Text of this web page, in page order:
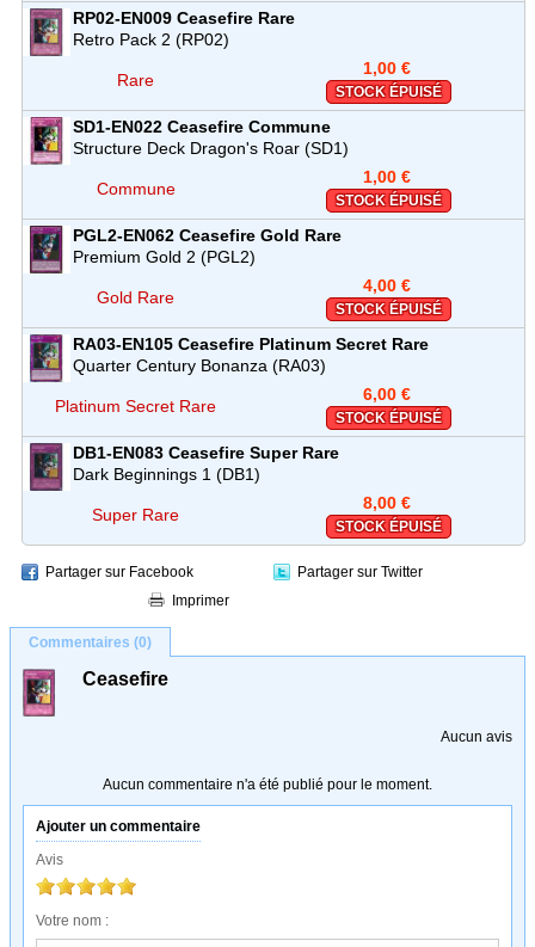
RP02-EN009 Ceasefire Rare
Retro Pack 2 (RP02)
Rare
1,00 €
STOCK ÉPUISÉ
SD1-EN022 Ceasefire Commune
Structure Deck Dragon's Roar (SD1)
Commune
1,00 €
STOCK ÉPUISÉ
PGL2-EN062 Ceasefire Gold Rare
Premium Gold 2 (PGL2)
Gold Rare
4,00 €
STOCK ÉPUISÉ
RA03-EN105 Ceasefire Platinum Secret Rare
Quarter Century Bonanza (RA03)
Platinum Secret Rare
6,00 €
STOCK ÉPUISÉ
DB1-EN083 Ceasefire Super Rare
Dark Beginnings 1 (DB1)
Super Rare
8,00 €
STOCK ÉPUISÉ
Partager sur Facebook
Partager sur Twitter
Imprimer
Commentaires (0)
Ceasefire
Aucun avis
Aucun commentaire n'a été publié pour le moment.
Ajouter un commentaire
Avis
Votre nom :